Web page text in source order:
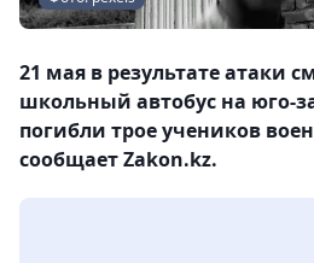
21 мая в результате атаки
школьный автобус на юго-
погибли трое учеников
сообщает Zakon.kz.